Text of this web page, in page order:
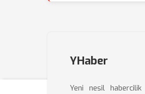
YHaber
Yeni nesil habercilik